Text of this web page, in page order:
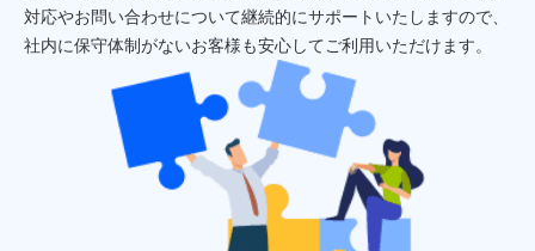
対応やお問い合わせについて継続的にサポートいたしますので、
社内に保守体制がないお客様も安心してご利用いただけます。